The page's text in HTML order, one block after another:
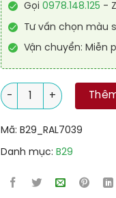
Gọi 0978.148.125 -
Tư vấn chọn màu
Vận chuyển: Miễn
Sơn sân tennis PU hệ lăn
Mã: B29_RAL7039
Danh mục: B29